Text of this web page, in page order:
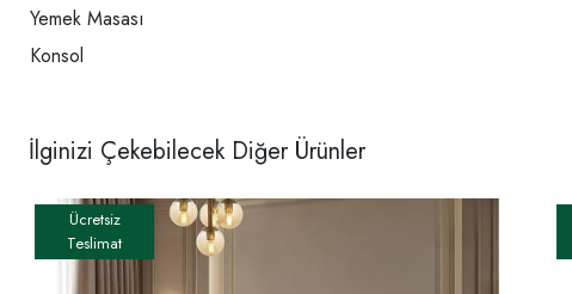
Yemek Masası
Konsol
İlginizi Çekebilecek Diğer Ürünler